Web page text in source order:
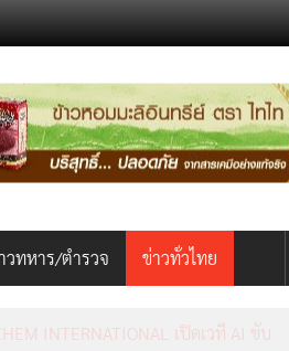
วทหาร/ตำรวจ ข่าวทั่วไทย
ชื่อม 4 งานใหญ่ สร้างโอกาสธุรกิจครบ